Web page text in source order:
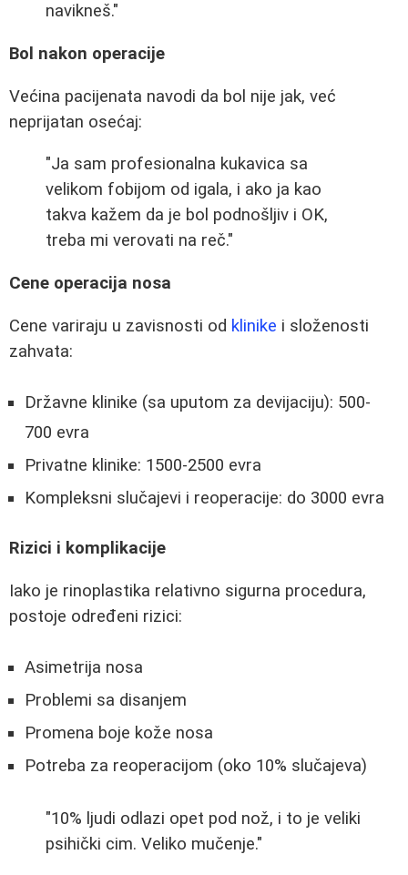
navikneš."
Bol nakon operacije
Većina pacijenata navodi da bol nije jak, već
neprijatan osećaj:
"Ja sam profesionalna kukavica sa
velikom fobijom od igala, i ako ja kao
takva kažem da je bol podnošljiv i OK,
treba mi verovati na reč."
Cene operacija nosa
Cene variraju u zavisnosti od klinike i složenosti
zahvata:
Državne klinike (sa uputom za devijaciju): 500-
700 evra
Privatne klinike: 1500-2500 evra
Kompleksni slučajevi i reoperacije: do 3000 evra
Rizici i komplikacije
Iako je rinoplastika relativno sigurna procedura,
postoje određeni rizici:
Asimetrija nosa
Problemi sa disanjem
Promena boje kože nosa
Potreba za reoperacijom (oko 10% slučajeva)
"10% ljudi odlazi opet pod nož, i to je veliki
psihički cim. Veliko mučenje."